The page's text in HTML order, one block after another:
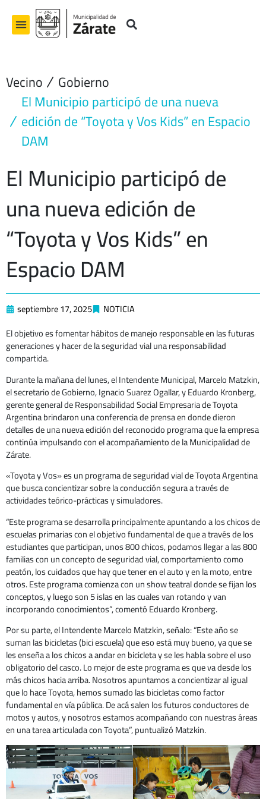
contenido
Vecino Gobierno
El Municipio participó de una nueva
edición de “Toyota y Vos Kids” en Espacio
DAM
El Municipio participó de
una nueva edición de
“Toyota y Vos Kids” en
Espacio DAM
septiembre 17, 2025
NOTICIA
El objetivo es fomentar hábitos de manejo responsable en las futuras
generaciones y hacer de la seguridad vial una responsabilidad
compartida.
Durante la mañana del lunes, el Intendente Municipal, Marcelo Matzkin,
el secretario de Gobierno, Ignacio Suarez Ogallar, y Eduardo Kronberg,
gerente general de Responsabilidad Social Empresaria de Toyota
Argentina brindaron una conferencia de prensa en donde dieron
detalles de una nueva edición del reconocido programa que la empresa
continúa impulsando con el acompañamiento de la Municipalidad de
Zárate.
«Toyota y Vos» es un programa de seguridad vial de Toyota Argentina
que busca concientizar sobre la conducción segura a través de
actividades teórico-prácticas y simuladores.
“Este programa se desarrolla principalmente apuntando a los chicos de
escuelas primarias con el objetivo fundamental de que a través de los
estudiantes que participan, unos 800 chicos, podamos llegar a las 800
familias con un concepto de seguridad vial, comportamiento como
peatón, los cuidados que hay que tener en el auto y en la moto, entre
otros. Este programa comienza con un show teatral donde se fijan los
conceptos, y luego son 5 islas en las cuales van rotando y van
incorporando conocimientos”, comentó Eduardo Kronberg.
Por su parte, el Intendente Marcelo Matzkin, señalo: “Este año se
suman las bicicletas (bici escuela) que eso está muy bueno, ya que se
les enseña a los chicos a andar en bicicleta y se les habla sobre el uso
obligatorio del casco. Lo mejor de este programa es que va desde los
más chicos hacia arriba. Nosotros apuntamos a concientizar al igual
que lo hace Toyota, hemos sumado las bicicletas como factor
fundamental en vía pública. De acá salen los futuros conductores de
motos y autos, y nosotros estamos acompañando con nuestras áreas
en una tarea articulada con Toyota”, puntualizó Matzkin.